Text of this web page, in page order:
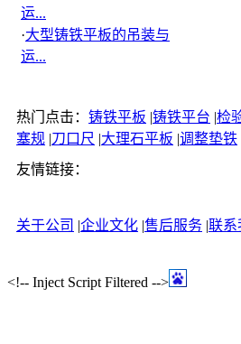
运...
·大型铸铁平板的吊装与
运...
热门点击： 铸铁平板 |铸铁平台 |检
塞规 |刀口尺 |大理石平板 |调整垫铁
友情链接：
关于公司 |企业文化 |售后服务 |联系
<!-- Inject Script Filtered -->